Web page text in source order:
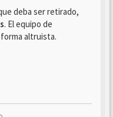
deba ser retirado,
. El equipo de
altruista.